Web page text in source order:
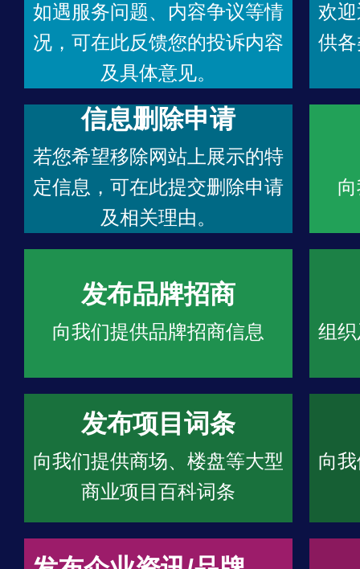
如遇服务问题、内容争议等情
况，可在此反馈您的投诉内容
及具体意见。
欢
供
信息删除申请
若您希望移除网站上展示的特
定信息，可在此提交删除申请
及相关理由。
发布品牌招商
向我们提供品牌招商信息 组
发布项目词条
向我们提供商场、楼盘等大型
商业项目百科词条
向